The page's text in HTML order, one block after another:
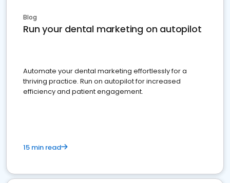
Blog
Run your dental marketing on autopilot
Automate your dental marketing effortlessly for a
thriving practice. Run on autopilot for increased
efficiency and patient engagement.
15 min read